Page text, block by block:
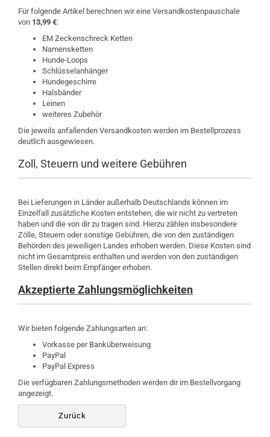
Für folgende Artikel berechnen wir eine Versandkostenpauschale
von 13,99 €:
EM Zeckenschreck Ketten
Namensketten
Hunde-Loops
Schlüsselanhänger
Hundegeschirre
Halsbänder
Leinen
weiteres Zubehör
Die jeweils anfallenden Versandkosten werden im Bestellprozess
deutlich ausgewiesen.
Zoll, Steuern und weitere Gebühren
Bei Lieferungen in Länder außerhalb Deutschlands können im
Einzelfall zusätzliche Kosten entstehen, die wir nicht zu vertreten
haben und die von dir zu tragen sind. Hierzu zählen insbesondere
Zölle, Steuern oder sonstige Gebühren, die von den zuständigen
Behörden des jeweiligen Landes erhoben werden. Diese Kosten sind
nicht im Gesamtpreis enthalten und werden von den zuständigen
Stellen direkt beim Empfänger erhoben.
Akzeptierte Zahlungsmöglichkeiten
Wir bieten folgende Zahlungsarten an:
Vorkasse per Banküberweisung
PayPal
PayPal Express
Die verfügbaren Zahlungsmethoden werden dir im Bestellvorgang
angezeigt.
Zurück